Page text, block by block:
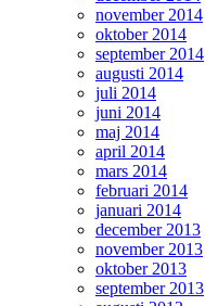
november 2014
oktober 2014
september 2014
augusti 2014
juli 2014
juni 2014
maj 2014
april 2014
mars 2014
februari 2014
januari 2014
december 2013
november 2013
oktober 2013
september 2013